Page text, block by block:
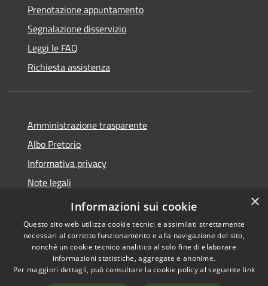
Prenotazione appuntamento
Segnalazione disservizio
Leggi le FAQ
Richiesta assistenza
Amministrazione trasparente
Albo Pretorio
Informativa privacy
Note legali
Dichiarazione di accessibilità
Accessibilità
Copyright © 2026 • Comune di
Baranzate • Powered by
×
Informazioni sui cookie
Questo sito web utilizza cookie tecnici e assimilati strettamente
necessari al corretto funzionamento e alla navigazione del sito,
nonché un cookie tecnico analitico al solo fine di elaborare
informazioni statistiche, aggregate e anonime.
Per maggiori dettagli, può consultare la cookie policy al seguente link